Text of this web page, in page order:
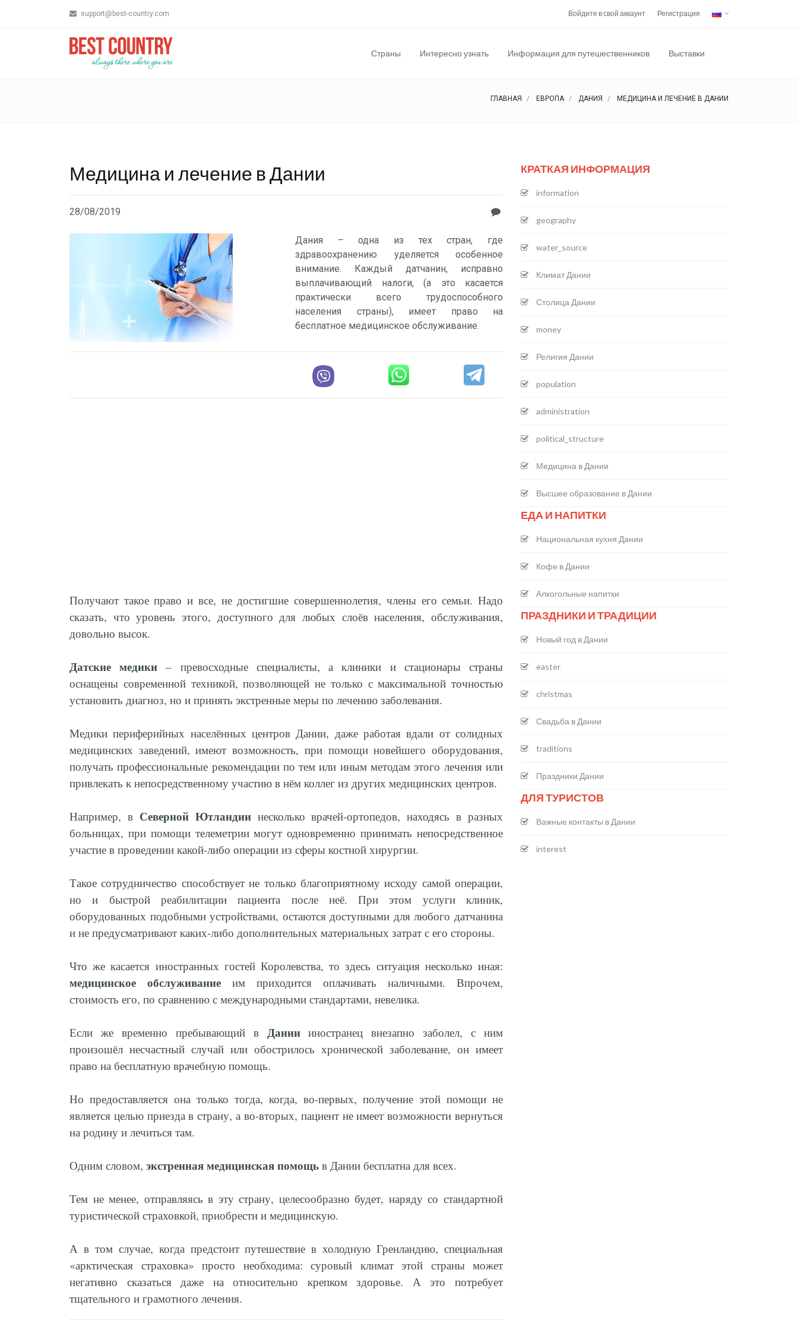
support@best-country.com Войдите в свой аккаунт Регистрация
Страны Интересно узнать Информация для путешественников Выставки
ГЛАВНАЯ ЕВРОПА ДАНИЯ МЕДИЦИНА И ЛЕЧЕНИЕ В ДАНИИ
Медицина и лечение в Дании
28/08/2019
Дания – одна из тех стран, где
здравоохранению уделяется особенное
внимание. Каждый датчанин, исправно
выплачивающий налоги, (а это касается
практически всего трудоспособного
населения страны), имеет право на
бесплатное медицинское обслуживание.
Получают такое право и все, не достигшие совершеннолетия, члены его семьи. Надо
сказать, что уровень этого, доступного для любых слоёв населения, обслуживания,
довольно высок.
Датские медики – превосходные специалисты, а клиники и стационары страны
оснащены современной техникой, позволяющей не только с максимальной точностью
установить диагноз, но и принять экстренные меры по лечению заболевания.
Медики периферийных населённых центров Дании, даже работая вдали от солидных
медицинских заведений, имеют возможность, при помощи новейшего оборудования,
получать профессиональные рекомендации по тем или иным методам этого лечения или
привлекать к непосредственному участию в нём коллег из других медицинских центров.
Например, в Северной Ютландиинесколько врачей-ортопедов, находясь в разных
больницах, при помощи телеметрии могут одновременно принимать непосредственное
участие в проведении какой-либо операции из сферы костной хирургии.
Такое сотрудничество способствует не только благоприятному исходу самой операции,
но и быстрой реабилитации пациента после неё. При этом услуги клиник,
оборудованных подобными устройствами, остаются доступными для любого датчанина
и не предусматривают каких-либо дополнительных материальных затрат с его стороны.
Что же касается иностранных гостей Королевства, то здесь ситуация несколько иная:
медицинское обслуживание им приходится оплачивать наличными. Впрочем,
стоимость его, по сравнению с международными стандартами, невелика.
Если же временно пребывающий в Даниииностранец внезапно заболел, с ним
произошёл несчастный случай или обострилось хронической заболевание, он имеет
право на бесплатную врачебную помощь.
Но предоставляется она только тогда, когда, во-первых, получение этой помощи не
является целью приезда в страну, а во-вторых, пациент не имеет возможности вернуться
на родину и лечиться там.
Одним словом, экстренная медицинская помощь в Дании бесплатна для всех.
Тем не менее, отправляясь в эту страну, целесообразно будет, наряду со стандартной
туристической страховкой, приобрести и медицинскую.
А в том случае, когда предстоит путешествие в холодную Гренландию, специальная
«арктическая страховка» просто необходима: суровый климат этой страны может
негативно сказаться даже на относительно крепком здоровье. А это потребует
тщательного и грамотного лечения.
КРАТКАЯ ИНФОРМАЦИЯ
information
geography
water_source
Климат Дании
Столица Дании
money
Религия Дании
population
administration
political_structure
Медицина в Дании
Высшее образование в Дании
ЕДА И НАПИТКИ
Национальная кухня Дании
Кофе в Дании
Алкогольные напитки
ПРАЗДНИКИ И ТРАДИЦИИ
Новый год в Дании
easter
christmas
Свадьба в Дании
traditions
Праздники Дании
ДЛЯ ТУРИСТОВ
Важные контакты в Дании
interest